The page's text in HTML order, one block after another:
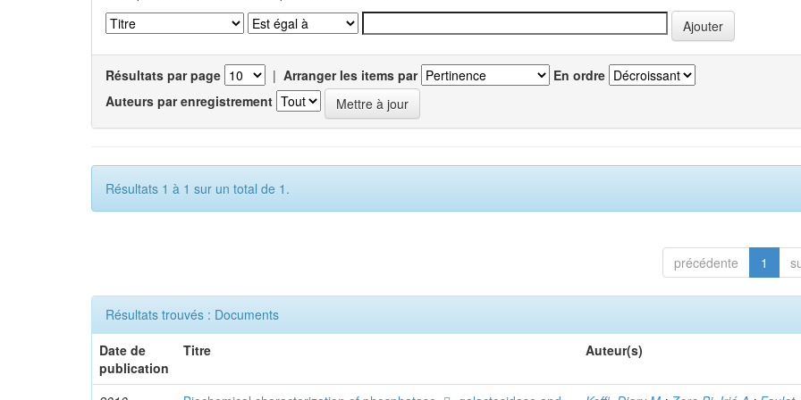
Résultats par page | Arranger les items par
En ordre
Auteurs par enregistrement
Résultats 1 à 1 sur un total de 1.
précédente 1
Résultats trouvés : Documents
Date de
publication
Titre Auteur(s)